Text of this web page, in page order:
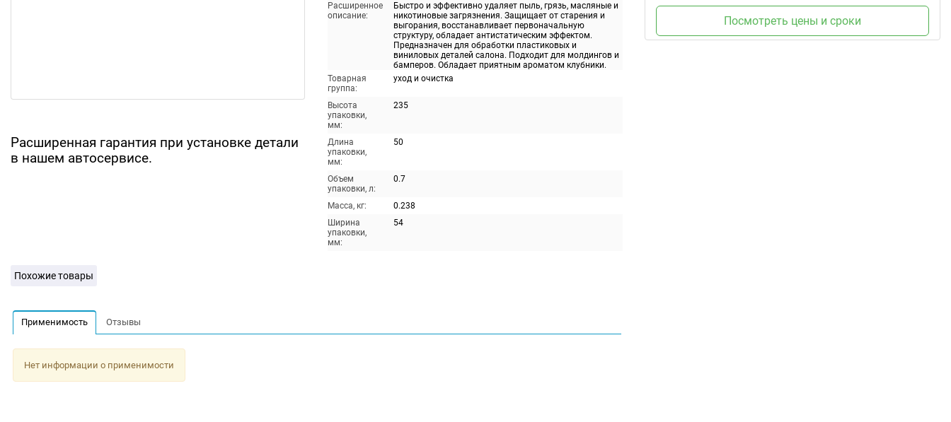
Расширенная гарантия при установке детали
в нашем автосервисе.
Расширенное
описание:
Быстро и эффективно удаляет пыль, грязь, масляные и
никотиновые загрязнения. Защищает от старения и
выгорания, восстанавливает первоначальную
структуру, обладает антистатическим эффектом.
Предназначен для обработки пластиковых и
виниловых деталей салона. Подходит для молдингов и
бамперов. Обладает приятным ароматом клубники.
Товарная
группа:
уход и очистка
Высота
упаковки,
мм:
235
Длина
упаковки,
мм:
50
Объем
упаковки, л:
0.7
Масса, кг:
0.238
Ширина
упаковки,
мм:
54
Посмотреть цены и сроки
Похожие товары
Применимость Отзывы
Нет информации о применимости